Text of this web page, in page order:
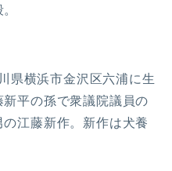
県横浜市金沢区六浦に生
平の孫で衆議院議員の
江藤新作。新作は犬養